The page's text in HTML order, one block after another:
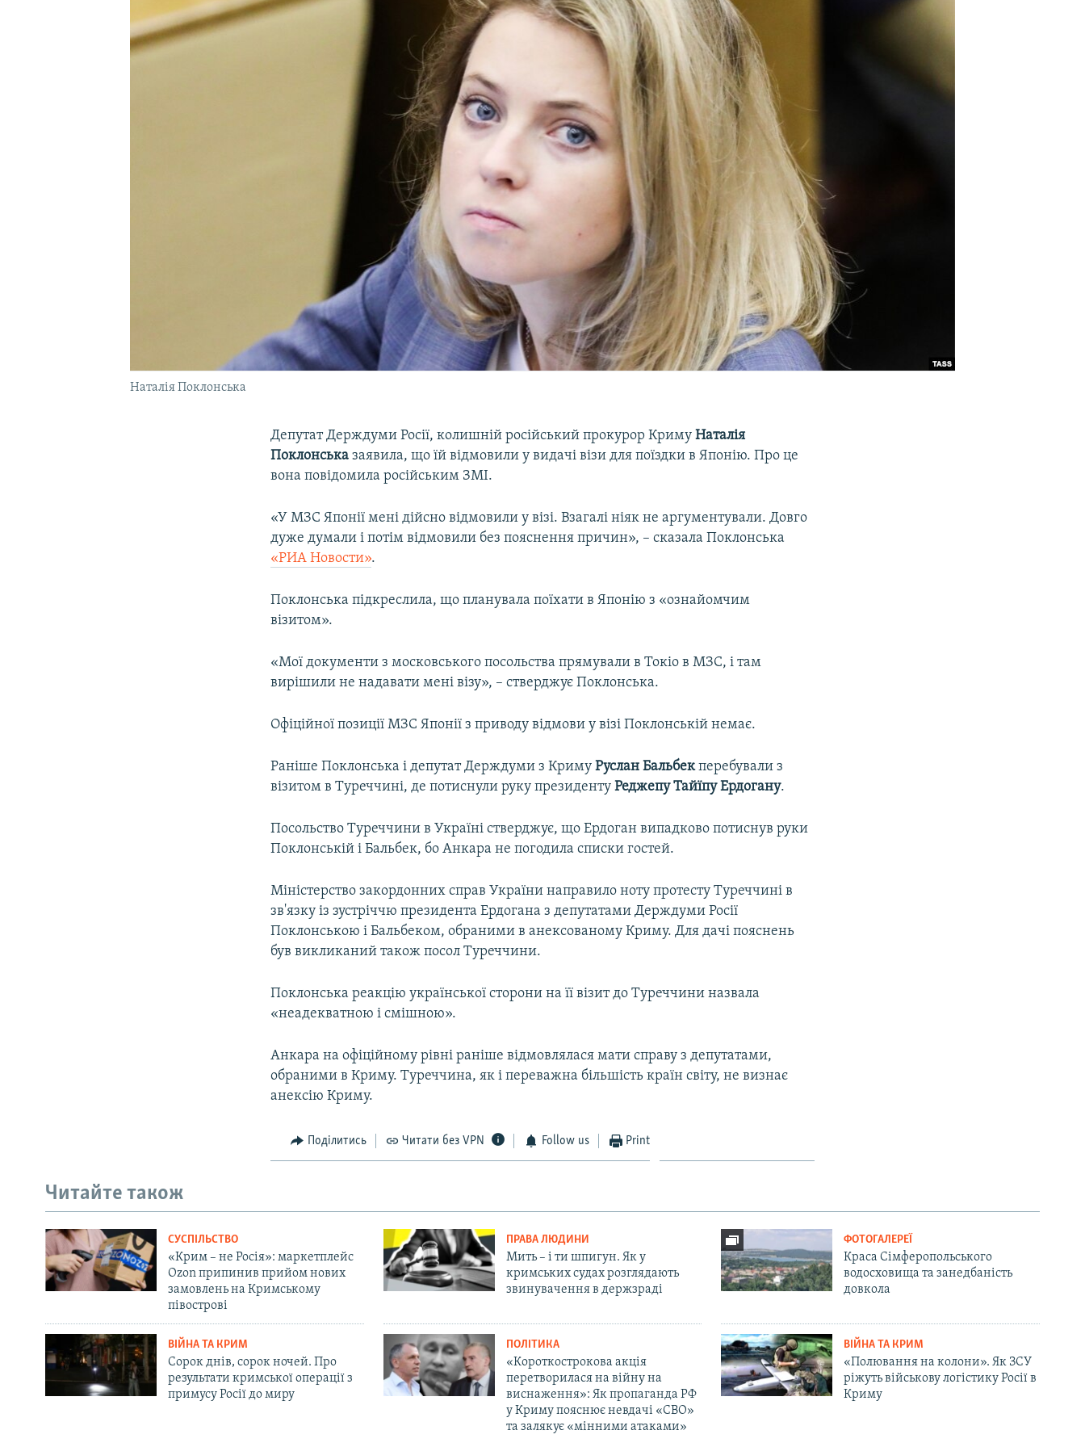
Наталія Поклонська
Депутат Держдуми Росії, колишній російський прокурор КримуНаталія
Поклонська заявила, що їй відмовили у видачі візи для поїздки в Японію. Про це
вона повідомила російським ЗМІ.
«У МЗС Японії мені дійсно відмовили у візі. Взагалі ніяк не аргументували. Довго
дуже думали і потім відмовили без пояснення причин», – сказала Поклонська
«РИА Новости».
Поклонська підкреслила, що планувала поїхати в Японію з «ознайомчим
візитом».
«Мої документи з московського посольства прямували в Токіо в МЗС, і там
вирішили не надавати мені візу», – стверджує Поклонська.
Офіційної позиції МЗС Японії з приводу відмови у візі Поклонській немає.
Раніше Поклонська і депутат Держдуми з КримуРуслан Бальбекперебували з
візитом в Туреччині, де потиснули руку президентуРеджепу Тайїпу Ердогану.
Посольство Туреччини в Україні стверджує, що Ердоган випадково потиснув руки
Поклонській і Бальбек, бо Анкара не погодила списки гостей.
Міністерство закордонних справ України направило ноту протесту Туреччині в
зв'язку із зустріччю президента Ердогана з депутатами Держдуми Росії
Поклонською і Бальбеком, обраними в анексованому Криму. Для дачі пояснень
був викликаний також посол Туреччини.
Поклонська реакцію української сторони на її візит до Туреччини назвала
«неадекватною і смішною».
Анкара на офіційному рівні раніше відмовлялася мати справу з депутатами,
обраними в Криму. Туреччина, як і переважна більшість країн світу, не визнає
анексію Криму.
Поділитись Читати без VPN Follow us Print
Читайте також
СУСПІЛЬСТВО
«Крим – не Росія»: маркетплейс
Ozon припинив прийом нових
замовлень на Кримському
півострові
ПРАВА ЛЮДИНИ
Мить – і ти шпигун. Як у
кримських судах розглядають
звинувачення в держзраді
ФОТОГАЛЕРЕЇ
Краса Сімферопольського
водосховища та занедбаність
довкола
ВІЙНА ТА КРИМ
Сорок днів, сорок ночей. Про
результати кримської операції з
примусу Росії до миру
ПОЛІТИКА
«Короткострокова акція
перетворилася на війну на
виснаження»: Як пропаганда РФ
у Криму пояснює невдачі «СВО»
та залякує «мінними атаками»
ВІЙНА ТА КРИМ
«Полювання на колони». Як ЗСУ
ріжуть військову логістику Росії в
Криму